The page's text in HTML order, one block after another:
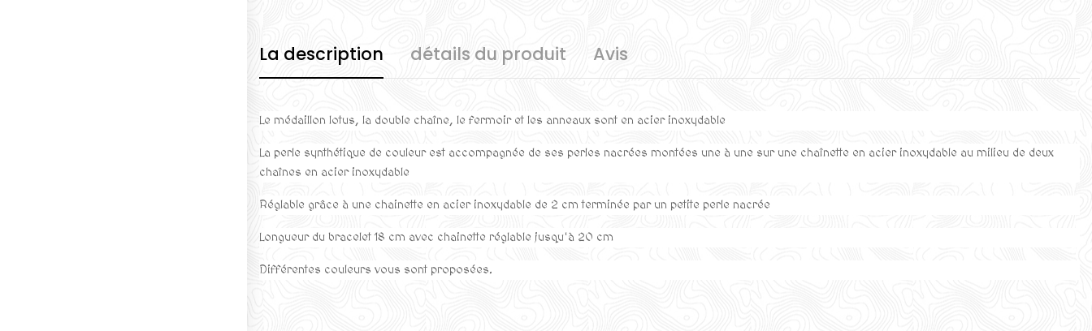
La description détails du produit Avis
Le médaillon lotus, la double chaîne, le fermoir et les anneaux sont en acier inoxydable
La perle synthétique de couleur est accompagnée de ses perles nacrées montées une à une sur une chaînette en acier inoxydable au milieu de deux
chaînes en acier inoxydable
Réglable grâce à une chainette en acier inoxydable de 2 cm terminée par un petite perle nacrée
Longueur du bracelet 18 cm avec chainette réglable jusqu'à 20 cm
Différentes couleurs vous sont proposées.